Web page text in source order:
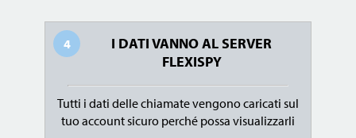
4
I DATI VANNO AL SERVER
FLEXISPY
Tutti i dati delle chiamate vengono caricati sul
tuo account sicuro perché possa visualizzarli